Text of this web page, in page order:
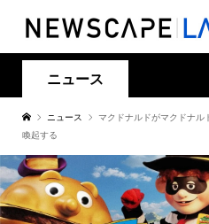
ニュース
ニュース
マクドナルドがマクドナル
喚起する